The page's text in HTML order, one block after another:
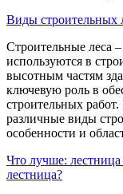
Виды строительных
Строительные леса
используются в
высотным частям
ключевую роль в
строительных
различные виды
особенности и
Что лучше: лестница
лестница?